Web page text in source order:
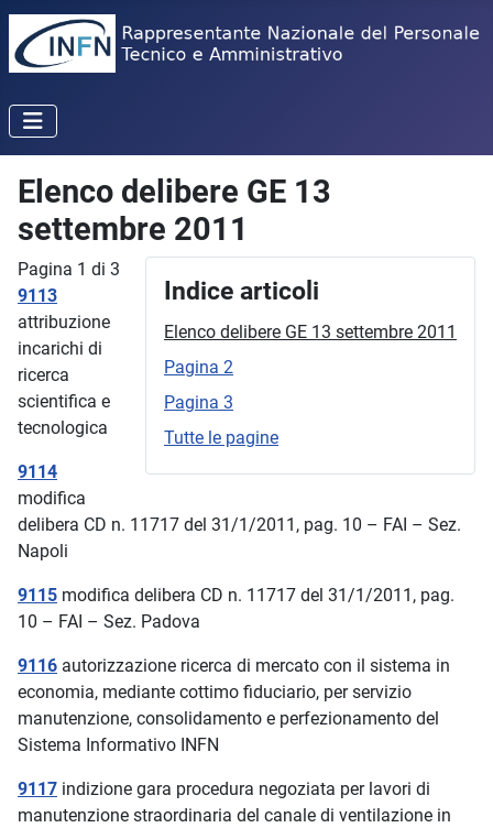
Elenco delibere GE 13
settembre 2011
Indice articoli
Elenco delibere GE 13 settembre 2011
Pagina 2
Pagina 3
Tutte le pagine
Pagina 1 di 3
9113
attribuzione
incarichi di
ricerca
scientifica e
tecnologica
9114
modifica
delibera CD n. 11717 del 31/1/2011, pag. 10 – FAI – Sez.
Napoli
9115 modifica delibera CD n. 11717 del 31/1/2011, pag.
10 – FAI – Sez. Padova
9116 autorizzazione ricerca di mercato con il sistema in
economia, mediante cottimo fiduciario, per servizio
manutenzione, consolidamento e perfezionamento del
Sistema Informativo INFN
9117 indizione gara procedura negoziata per lavori di
manutenzione straordinaria del canale di ventilazione in